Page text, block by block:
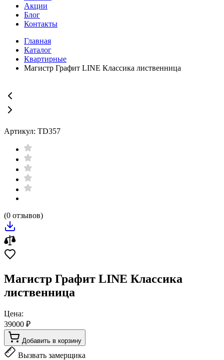
Акции
Блог
Контакты
Главная
Каталог
Квартирные
Магистр Графит LINE Классика лиственница
Артикул: TD357
(0 отзывов)
Магистр Графит LINE Классика
лиственница
Цена:
39000 ₽
Добавить в корзину
Вызвать замерщика